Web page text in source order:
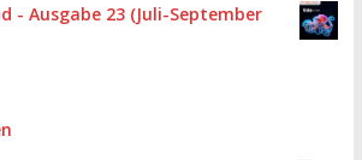
- Ausgabe 23 (Juli-September